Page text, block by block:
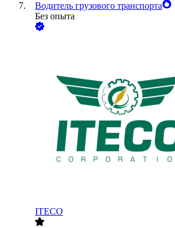
Водитель грузового транспорта
Без опыта
ITECO